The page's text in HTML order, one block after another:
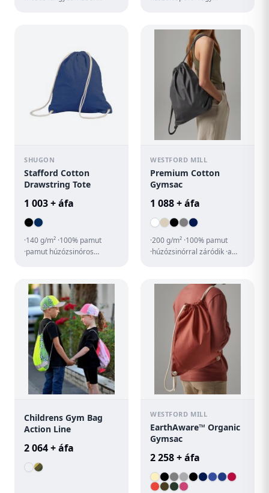
Kapacitás...
SHUGON
Stafford Cotton
Drawstring Tote
1 003 + áfa
·140 g/m² ·100% pamut
·pamut húzózsinóros
·megerősített sark...
WESTFORD MILL
Premium Cotton
Gymsac
1 088 + áfa
·200 g/m² ·100% pamut
·húzózsinórral záródik ·a
Childrens Gym Bag
Action Line
2 064 + áfa
WESTFORD MILL
EarthAware™ Organic
Gymsac
2 258 + áfa